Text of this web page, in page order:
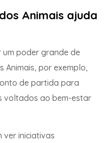
Animais ajuda
um poder grande de
Animais, por exemplo,
de partida para
voltados ao bem-estar
ver iniciativas